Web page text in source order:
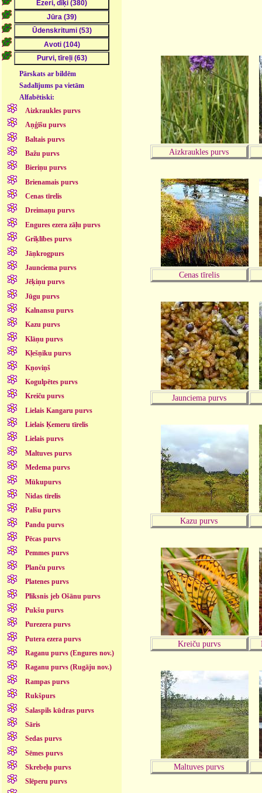
Pārskats ar bildēm
Sadalījums pa vietām
Alfabētiski:
Aizkraukles purvs
Aņģīšu purvs
Baltais purvs
Bažu purvs
Bieriņu purvs
Brienamais purvs
Cenas tīrelis
Dreimaņu purvs
Engures ezera zāļu purvs
Griķlībes purvs
Jāņkrogpurs
Jaunciema purvs
Jēķiņu purvs
Jūgu purvs
Kalnansu purvs
Kazu purvs
Klāņu purvs
Kļešņiku purvs
Kņoviņš
Kogulpētes purvs
Kreiču purvs
Lielais Kangaru purvs
Lielais Ķemeru tīrelis
Lielais purvs
Maltuves purvs
Medema purvs
Mūkupurvs
Nidas tīrelis
Palšu purvs
Pandu purvs
Pēcas purvs
Pemmes purvs
Planču purvs
Platenes purvs
Pliksnis jeb Ošānu purvs
Pukšu purvs
Purezera purvs
Putera ezera purvs
Raganu purvs (Engures nov.)
Raganu purvs (Rugāju nov.)
Rampas purvs
Rukšpurs
Salaspils kūdras purvs
Sāris
Sedas purvs
Sēmes purvs
Skrebeļu purvs
Slēperu purvs
Aizkraukles purvs
Cenas tīrelis
Jaunciema purvs
Kazu purvs
Kreiču purvs
Maltuves purvs